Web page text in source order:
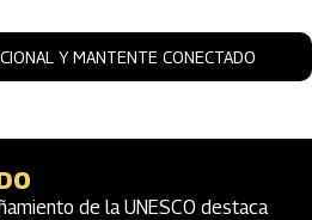
Y MANTENTE CONECTADO
de la UNESCO destaca